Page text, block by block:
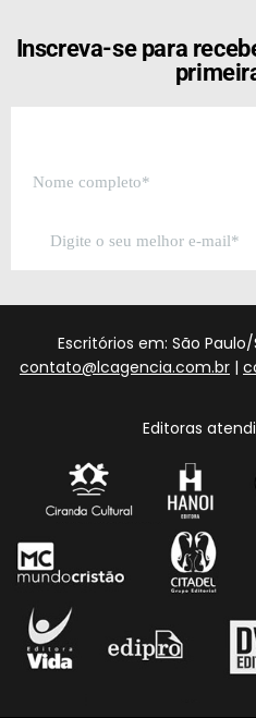
Inscreva-se para
Escritórios em: São
contato@lcagencia.com.br |
Editoras